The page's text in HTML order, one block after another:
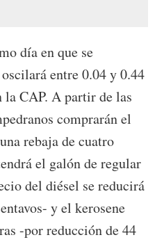
día en que se
entre 0.04 y 0.44
la CAP. A partir de las
comprarán el
rebaja de cuatro
el galón de regular
del diésel se reducirá
y el kerosene
-por reducción de 44